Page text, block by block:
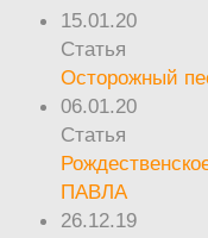
15.01.20
Статья
Осторожный
06.01.20
Статья
ПАВЛА
26.12.19